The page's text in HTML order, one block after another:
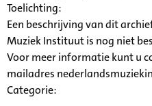
Toelichting:
Een beschrijving van dit
Muziek Instituut is nog niet
Voor meer informatie kunt u
mailadres
Categorie: